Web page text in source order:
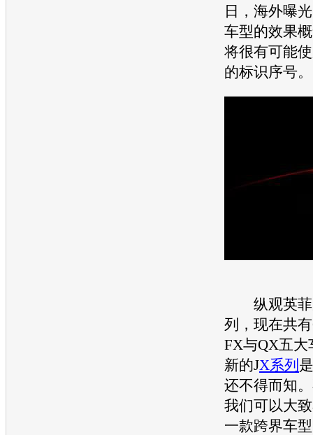
日，海外曝
车型的效果
将很有可能
的标识序号。
纵观英
列，现在共
FX与QX五大
新的JX系列
还不得而知
我们可以大
一款跨界车